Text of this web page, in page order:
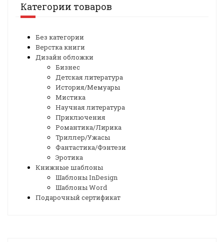
Категории товаров
Без категории
Верстка книги
Дизайн обложки
Бизнес
Детская литература
История/Мемуары
Мистика
Научная литература
Приключения
Романтика/Лирика
Триллер/Ужасы
Фантастика/Фэнтези
Эротика
Книжные шаблоны
Шаблоны InDesign
Шаблоны Word
Подарочный сертификат